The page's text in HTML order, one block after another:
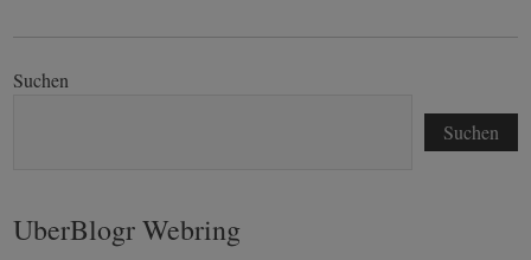
Suchen
Suchen
UberBlogr Webring